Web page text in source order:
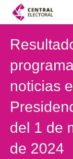
noticias
del 1 de
de 2024